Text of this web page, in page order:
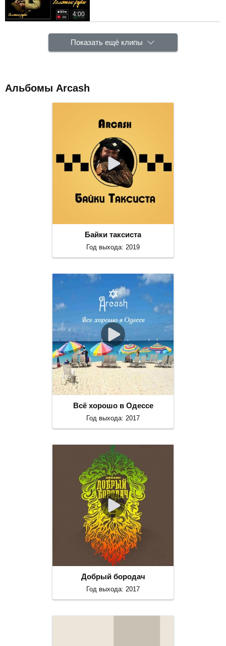
4:00
Показать ещё клипы
Альбомы Arcash
Байки таксиста
Год выхода: 2019
Всё хорошо в Одессе
Год выхода: 2017
Добрый бородач
Год выхода: 2017